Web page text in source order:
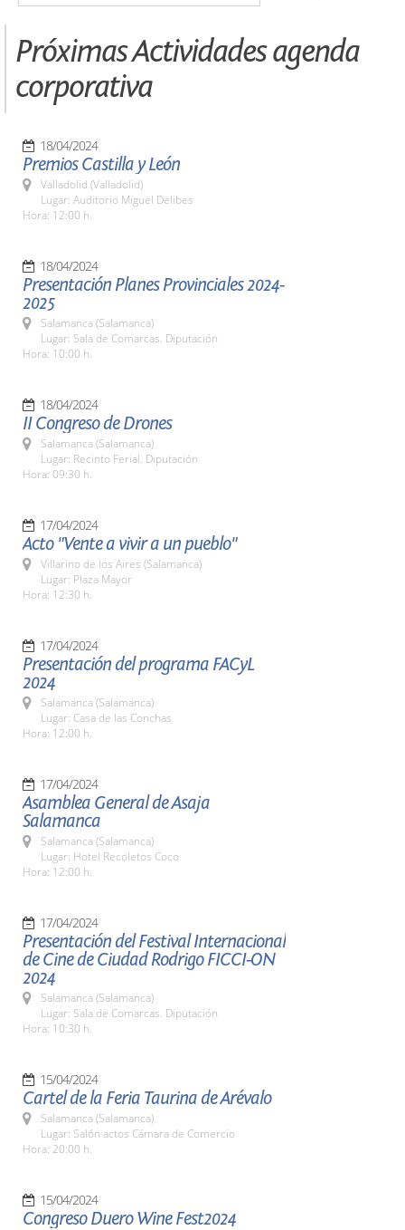
Próximas Actividades agenda
corporativa
18/04/2024
Premios Castilla y León
Valladolid (Valladolid)
Lugar: Auditorio Miguel Delibes
Hora: 12:00 h.
18/04/2024
Presentación Planes Provinciales 2024-
2025
Salamanca (Salamanca)
Lugar: Sala de Comarcas. Diputación
Hora: 10:00 h.
18/04/2024
II Congreso de Drones
Salamanca (Salamanca)
Lugar: Recinto Ferial. Diputación
Hora: 09:30 h.
17/04/2024
Acto "Vente a vivir a un pueblo"
Villarino de los Aires (Salamanca)
Lugar: Plaza Mayor
Hora: 12:30 h.
17/04/2024
Presentación del programa FACyL
2024
Salamanca (Salamanca)
Lugar: Casa de las Conchas
Hora: 12:00 h.
17/04/2024
Asamblea General de Asaja
Salamanca
Salamanca (Salamanca)
Lugar: Hotel Recoletos Coco
Hora: 12:00 h.
17/04/2024
Presentación del Festival Internacional
de Cine de Ciudad Rodrigo FICCI-ON
2024
Salamanca (Salamanca)
Lugar: Sala de Comarcas. Diputación
Hora: 10:30 h.
15/04/2024
Cartel de la Feria Taurina de Arévalo
Salamanca (Salamanca)
Lugar: Salón actos Cámara de Comercio
Hora: 20:00 h.
15/04/2024
Congreso Duero Wine Fest2024